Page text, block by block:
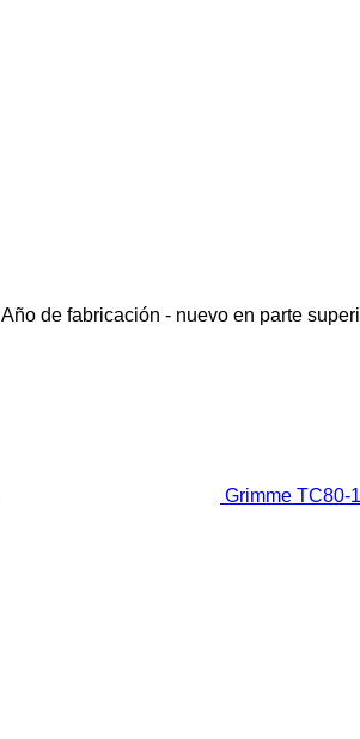
Año de fabricación - nuevo en parte
Grimme TC80-